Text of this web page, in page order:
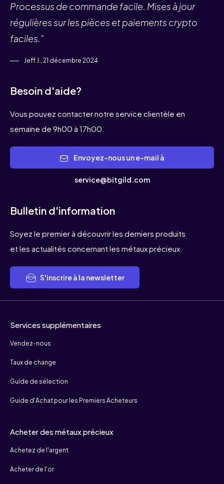
Processus de commande facile. Mises à jour
régulières sur les pièces et paiements crypto
faciles.”
Jeff J., 21 décembre 2024
Besoin d'aide?
Vous pouvez contacter notre service clientèle en
semaine de 9h00 à 17h00.
service@bitgild.com
Bulletin d'information
Soyez le premier à découvrir les derniers produits
et les actualités concernant les métaux précieux.
S'inscrire à la newsletter
Services supplémentaires
Vendez-nous
Taux de change
Guide de sélection
Guide d'Achat pour les Premiers Acheteurs
Acheter des métaux précieux
Achetez de l'argent
Acheter de l'or